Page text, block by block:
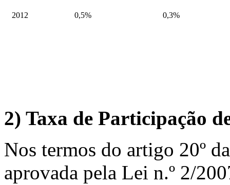
2012 0,5% 0,3%
2) Taxa de Participação
Nos termos do artigo 20º
aprovada pela Lei n.º 2/